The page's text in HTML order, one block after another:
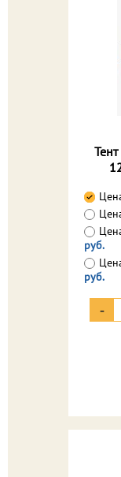
руб.
руб.
-